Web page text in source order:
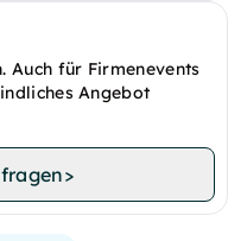
Auch für Firmenevents
Angebot
>